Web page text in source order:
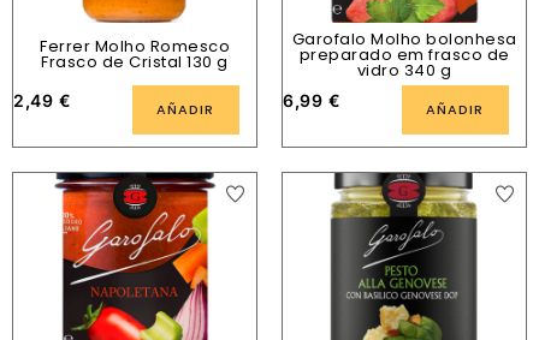
Ferrer Molho Romesco
Frasco de Cristal 130 g
2,49 € AÑADIR
Garofalo Molho bolonhesa
preparado em frasco de
vidro 340 g
6,99 € AÑADIR